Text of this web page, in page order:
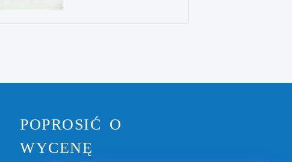
POPROSIĆ O
WYCENĘ